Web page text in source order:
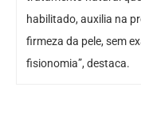
habilitado, auxilia na
firmeza da pele, sem
fisionomia”, destaca.